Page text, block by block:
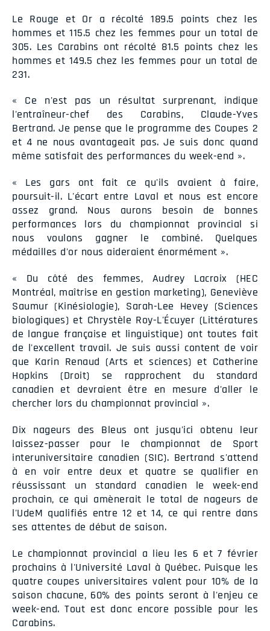
Le Rouge et Or a récolté 189.5 points chez les
hommes et 115.5 chez les femmes pour un total de
305. Les Carabins ont récolté 81.5 points chez les
hommes et 149.5 chez les femmes pour un total de
231.
« Ce n'est pas un résultat surprenant, indique
l'entraîneur-chef des Carabins, Claude-Yves
Bertrand. Je pense que le programme des Coupes 2
et 4 ne nous avantageait pas. Je suis donc quand
même satisfait des performances du week-end ».
« Les gars ont fait ce qu'ils avaient à faire,
poursuit-il. L'écart entre Laval et nous est encore
assez grand. Nous aurons besoin de bonnes
performances lors du championnat provincial si
nous voulons gagner le combiné. Quelques
médailles d'or nous aideraient énormément ».
« Du côté des femmes, Audrey Lacroix (HEC
Montréal, maîtrise en gestion marketing), Geneviève
Saumur (Kinésiologie), Sarah-Lee Hevey (Sciences
biologiques) et Chrystèle Roy-L'Écuyer (Littératures
de langue française et linguistique) ont toutes fait
de l'excellent travail. Je suis aussi content de voir
que Karin Renaud (Arts et sciences) et Catherine
Hopkins (Droit) se rapprochent du standard
canadien et devraient être en mesure d'aller le
chercher lors du championnat provincial ».
Dix nageurs des Bleus ont jusqu'ici obtenu leur
laissez-passer pour le championnat de Sport
interuniversitaire canadien (SIC). Bertrand s'attend
à en voir entre deux et quatre se qualifier en
réussissant un standard canadien le week-end
prochain, ce qui amènerait le total de nageurs de
l'UdeM qualifiés entre 12 et 14, ce qui rentre dans
ses attentes de début de saison.
Le championnat provincial a lieu les 6 et 7 février
prochains à l'Université Laval à Québec. Puisque les
quatre coupes universitaires valent pour 10% de la
saison chacune, 60% des points seront à l'enjeu ce
week-end. Tout est donc encore possible pour les
Carabins.